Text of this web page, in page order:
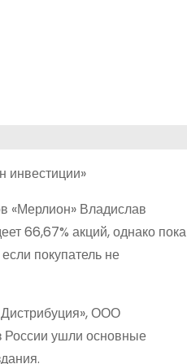
«Мерлион» Владислав
66,67% акций, однако пока
покупатель не
ООО
России ушли основные